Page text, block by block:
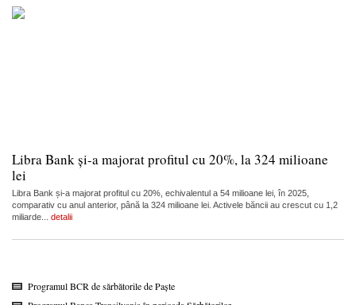
Libra Bank și-a majorat profitul cu 20%, la 324 milioane
lei
Libra Bank și-a majorat profitul cu 20%, echivalentul a 54 milioane lei, în 2025,
comparativ cu anul anterior, până la 324 milioane lei. Activele băncii au crescut cu 1,2
miliarde... detalii
Programul BCR de sărbătorile de Paște